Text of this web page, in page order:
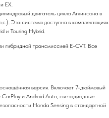
EX.
двигатель цикла Аткинсона в
Эта система доступна в комплектациях
и Touring Hybrid.
гибридной трансмиссией E-CVT. Все
версия. Включает 7-дюймовый
и Android Auto, светодиодные
Honda Sensing в стандартной